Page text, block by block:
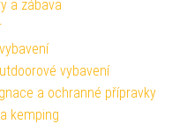
a zábava
vybavení
a ochranné přípravky
kemping